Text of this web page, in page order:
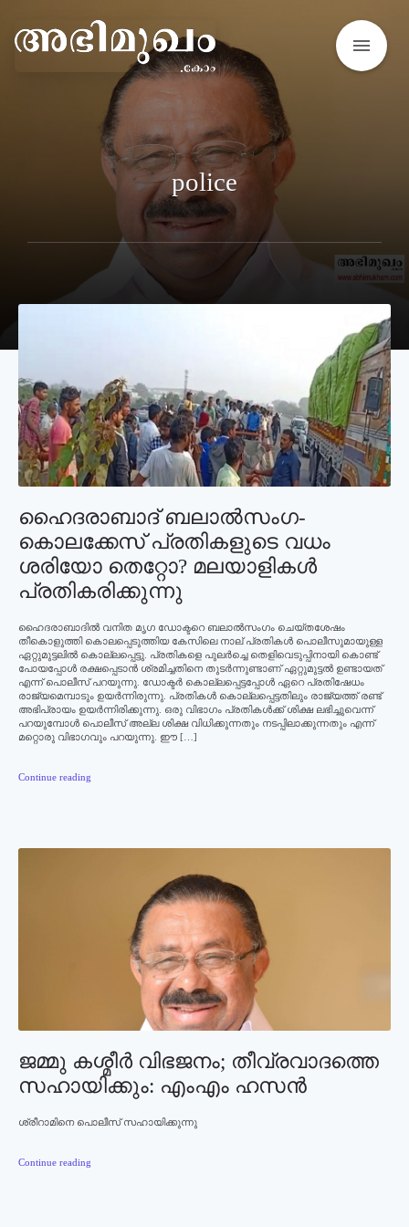
menu
police
ഹൈദരാബാദ് ബലാല്‍സംഗ-
കൊലക്കേസ്‌ പ്രതികളുടെ വധം
ശരിയോ തെറ്റോ? മലയാളികള്‍
പ്രതികരിക്കുന്നു
ഹൈദരാബാദില്‍ വനിത മൃഗ ഡോക്ടറെ ബലാല്‍സംഗം ചെയ്തശേഷം
തീകൊളുത്തി കൊലപ്പെടുത്തിയ കേസിലെ നാല് പ്രതികള്‍ പൊലീസുമായുള്ള
ഏറ്റുമുട്ടലില്‍ കൊല്ലപ്പെട്ടു. പ്രതികളെ പുലര്‍ച്ചെ തെളിവെടുപ്പിനായി കൊണ്ട്
പോയപ്പോള്‍ രക്ഷപ്പെടാന്‍ ശ്രമിച്ചതിനെ തുടര്‍ന്നുണ്ടാണ് ഏറ്റുമുട്ടല്‍ ഉണ്ടായത്
എന്ന് പൊലീസ് പറയുന്നു. ഡോക്ടര്‍ കൊല്ലപ്പെട്ടപ്പോള്‍ ഏറെ പ്രതിഷേധം
രാജ്യമെമ്പാടും ഉയര്‍ന്നിരുന്നു. പ്രതികള്‍ കൊല്ലപ്പെട്ടതിലും രാജ്യത്ത് രണ്ട്
അഭിപ്രായം ഉയര്‍ന്നിരിക്കുന്നു. ഒരു വിഭാഗം പ്രതികള്‍ക്ക് ശിക്ഷ ലഭിച്ചുവെന്ന്
പറയുമ്പോള്‍ പൊലീസ് അല്ല ശിക്ഷ വിധിക്കുന്നതും നടപ്പിലാക്കുന്നതും എന്ന്
മറ്റൊരു വിഭാഗവും പറയുന്നു. ഈ […]
Continue reading
ജമ്മു കശ്മീര്‍ വിഭജനം; തീവ്രവാദത്തെ
സഹായിക്കും: എംഎം ഹസന്‍
ശ്രീറാമിനെ പൊലീസ് സഹായിക്കുന്നു
Continue reading